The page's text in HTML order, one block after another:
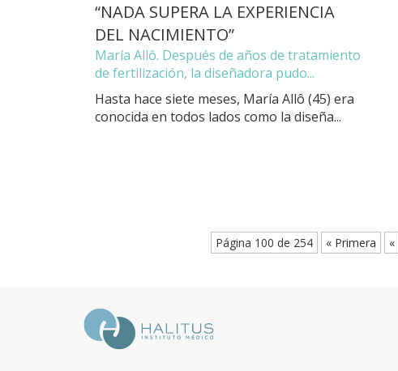
“NADA SUPERA LA EXPERIENCIA
DEL NACIMIENTO”
María Allô. Después de años de tratamiento
de fertilización, la diseñadora pudo...
Hasta hace siete meses, María Allô (45) era
conocida en todos lados como la diseña...
Página 100 de 254 « Primera «